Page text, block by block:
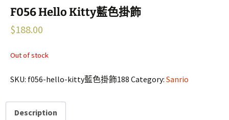
F056 Hello Kitty藍色掛飾
$188.00
Out of stock
SKU: f056-hello-kitty藍色掛飾188 Category: Sanrio
Description